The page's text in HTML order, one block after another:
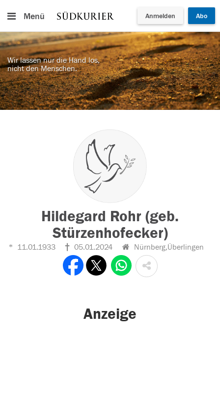
Menü Anmelden Abo
Wir lassen nur die Hand los,
nicht den Menschen.
Hildegard Rohr (geb.
Stürzenhofecker)
11.01.1933 05.01.2024 Nürnberg,Überlingen
Anzeige